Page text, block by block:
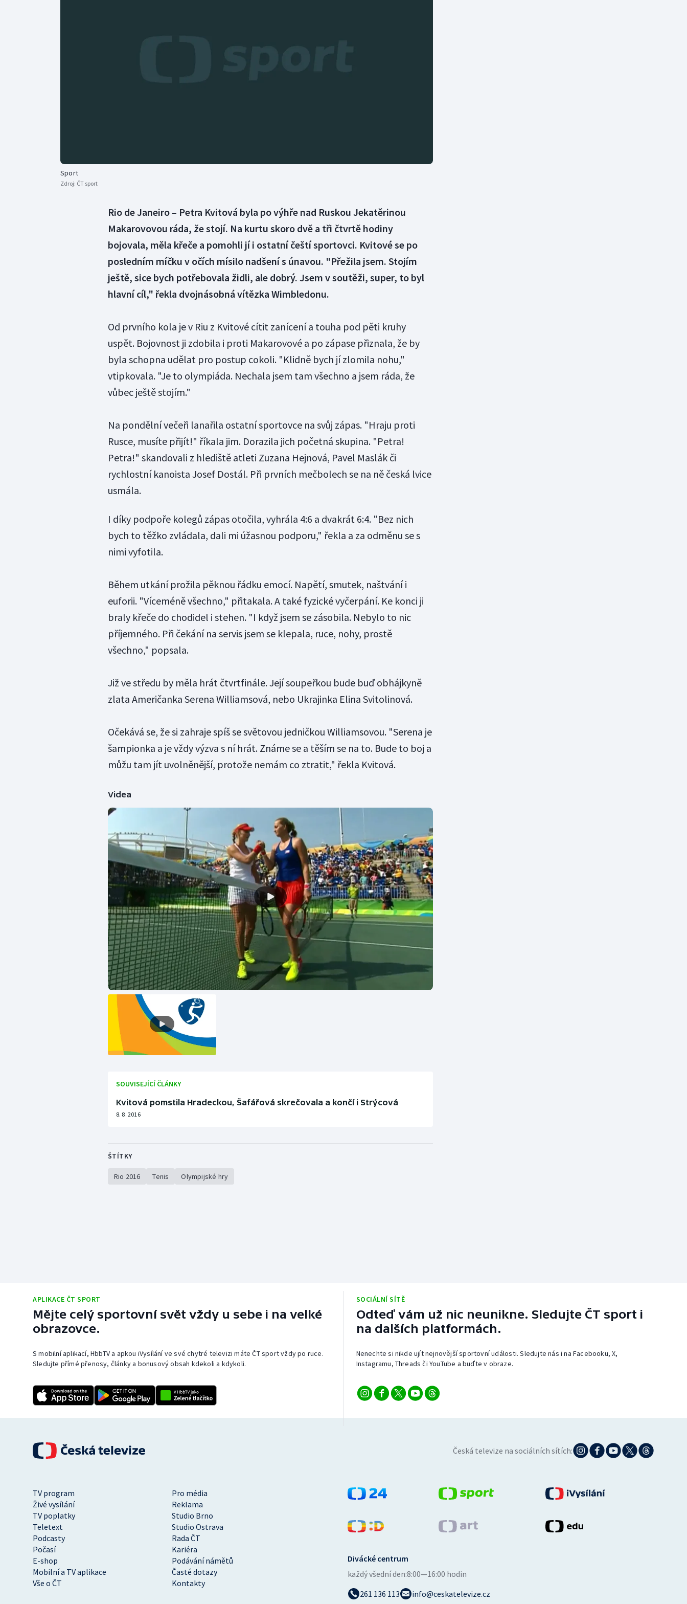
Sport
Zdroj: ČT sport
Rio de Janeiro – Petra Kvitová byla po výhře nad Ruskou Jekatěrinou
Makarovovou ráda, že stojí. Na kurtu skoro dvě a tři čtvrtě hodiny
bojovala, měla křeče a pomohli jí i ostatní čeští sportovci. Kvitové se po
posledním míčku v očích mísilo nadšení s únavou. "Přežila jsem. Stojím
ještě, sice bych potřebovala židli, ale dobrý. Jsem v soutěži, super, to byl
hlavní cíl," řekla dvojnásobná vítězka Wimbledonu.
Od prvního kola je v Riu z Kvitové cítit zanícení a touha pod pěti kruhy
uspět. Bojovnost ji zdobila i proti Makarovové a po zápase přiznala, že by
byla schopna udělat pro postup cokoli. "Klidně bych jí zlomila nohu,"
vtipkovala. "Je to olympiáda. Nechala jsem tam všechno a jsem ráda, že
vůbec ještě stojím."
Na pondělní večeři lanařila ostatní sportovce na svůj zápas. "Hraju proti
Rusce, musíte přijít!" říkala jim. Dorazila jich početná skupina. "Petra!
Petra!" skandovali z hlediště atleti Zuzana Hejnová, Pavel Maslák či
rychlostní kanoista Josef Dostál. Při prvních mečbolech se na ně česká lvice
usmála.
I díky podpoře kolegů zápas otočila, vyhrála 4:6 a dvakrát 6:4. "Bez nich
bych to těžko zvládala, dali mi úžasnou podporu," řekla a za odměnu se s
nimi vyfotila.
Během utkání prožila pěknou řádku emocí. Napětí, smutek, naštvání i
euforii. "Víceméně všechno," přitakala. A také fyzické vyčerpání. Ke konci ji
braly křeče do chodidel i stehen. "I když jsem se zásobila. Nebylo to nic
příjemného. Při čekání na servis jsem se klepala, ruce, nohy, prostě
všechno," popsala.
Již ve středu by měla hrát čtvrtfinále. Její soupeřkou bude buď obhájkyně
zlata Američanka Serena Williamsová, nebo Ukrajinka Elina Svitolinová.
Očekává se, že si zahraje spíš se světovou jedničkou Williamsovou. "Serena je
šampionka a je vždy výzva s ní hrát. Známe se a těším se na to. Bude to boj a
můžu tam jít uvolněnější, protože nemám co ztratit," řekla Kvitová.
Videa
SOUVISEJÍCÍ ČLÁNKY
Kvitová pomstila Hradeckou, Šafářová skrečovala a končí i Strýcová
8. 8. 2016
ŠTÍTKY
Rio 2016 Tenis Olympijské hry
APLIKACE ČT SPORT
Mějte celý sportovní svět vždy u sebe i na velké
obrazovce.
S mobilní aplikací, HbbTV a apkou iVysílání ve své chytré televizi máte ČT sport vždy po ruce.
Sledujte přímé přenosy, články a bonusový obsah kdekoli a kdykoli.
SOCIÁLNÍ SÍTĚ
Odteď vám už nic neunikne. Sledujte ČT sport i
na dalších platformách.
Nenechte si nikde ujít nejnovější sportovní události. Sledujte nás i na Facebooku, X,
Instagramu, Threads či YouTube a buďte v obraze.
Česká televize na sociálních sítích:
TV program
Pro média
Živé vysílání
Reklama
TV poplatky
Studio Brno
Teletext
Studio Ostrava
Podcasty
Rada ČT
Počasí
Kariéra
E-shop
Podávání námětů
Mobilní a TV aplikace
Časté dotazy
Vše o ČT
Kontakty
Divácké centrum
každý všední den:8:00—16:00 hodin
261 136 113
info@ceskatelevize.cz